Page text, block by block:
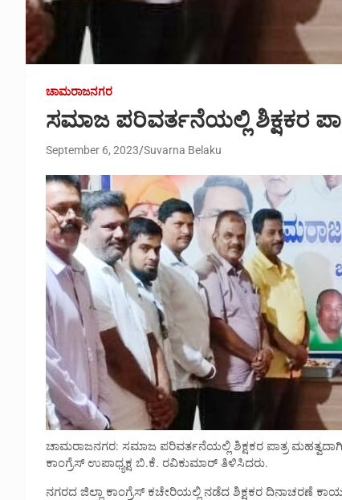
ಚಾಮರಾಜನಗರ
ಸಮಾಜ ಪರಿವರ್ತನೆಯಲ್ಲಿ ಶಿಕ್ಷಕರ
September 6, 2023 Suvarna Belaku
ಚಾಮರಾಜನಗರ: ಸಮಾಜ ಪರಿವರ್ತನೆಯಲ್ಲಿ ಶಿಕ್ಷಕರ ಪಾತ್ರ
ಕಾಂಗ್ರೆಸ್ ಉಪಾಧ್ಯಕ್ಷ ಬಿ.ಕೆ. ರವಿಕುಮಾರ್ ತಿಳಿಸಿದರು.
ನಗರದ ಜಿಲ್ಲಾ ಕಾಂಗ್ರೆಸ್ ಕಚೇರಿಯಲ್ಲಿ ನಡೆದ ಶಿಕ್ಷಕರ ದಿನಾಚರಣೆ